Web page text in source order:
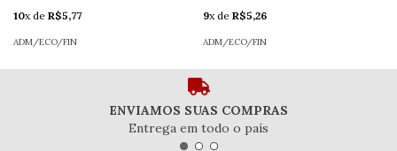
10x de R$5,77
ADM/ECO/FIN
9x de R$5,26
ADM/ECO/FIN
ENVIAMOS SUAS COMPRAS
Entrega em todo o país